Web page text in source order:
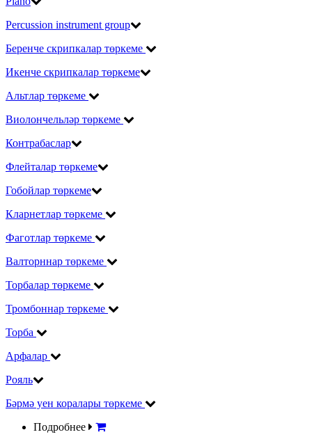
Percussion instrument group
Беренче скрипкалар төркеме
Икенче скрипкалар төркеме
Альтлар төркеме
Виолончельләр төркеме
Контрабаслар
Флейталар төркеме
Гобойлар төркеме
Кларнетлар төркеме
Фаготлар төркеме
Валторннар төркеме
Торбалар төркеме
Тромбоннар төркеме
Торба
Арфалар
Рояль
Бәрмә уен коралары төркеме
Подробнее